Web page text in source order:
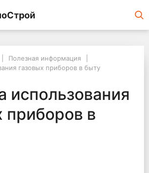
газовых приборов в быту
Полезная информация
газовых приборов в быту
использования
приборов в